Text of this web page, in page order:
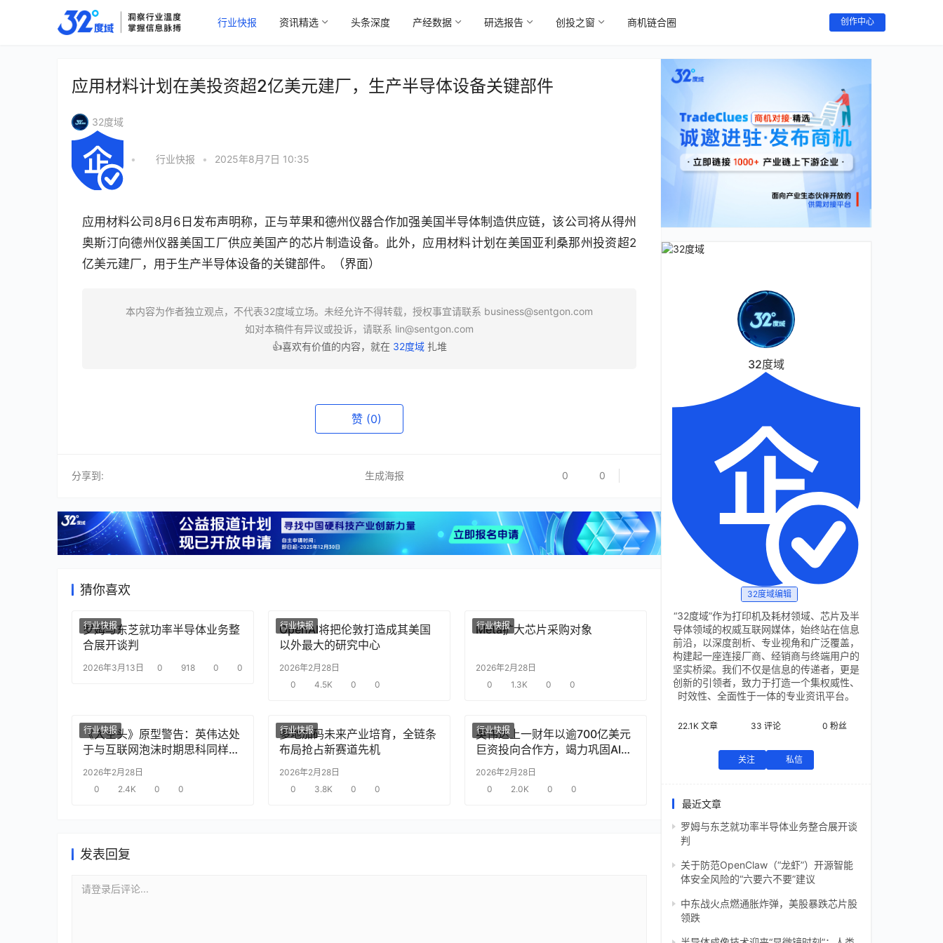
行业快报 资讯精选 头条深度 产经数据 研选报告 创投之窗 商机链合圈 创作中心
应用材料计划在美投资超2亿美元建厂，生产半导体设备关键部件
32度域
• 行业快报 • 2025年8月7日 10:35
应用材料公司8月6日发布声明称，正与苹果和德州仪器合作加强美国半导体制造供应链，该公司将从得州
奥斯汀向德州仪器美国工厂供应美国产的芯片制造设备。此外，应用材料计划在美国亚利桑那州投资超2
亿美元建厂，用于生产半导体设备的关键部件。（界面）
本内容为作者独立观点，不代表32度域立场。未经允许不得转载，授权事宜请联系 business@sentgon.com
如对本稿件有异议或投诉，请联系 lin@sentgon.com
👍喜欢有价值的内容，就在 32度域扎堆
赞 (0)
分享到: 生成海报 0 0
猜你喜欢
行业快报
罗姆与东芝就功率半导体业务整
合展开谈判
2026年3月13日 0 918 0 0
行业快报
OpenAI将把伦敦打造成其美国
以外最大的研究中心
2026年2月28日
0
4.5K 0 0
行业快报
Meta扩大芯片采购对象
2026年2月28日
0
1.3K 0 0
行业快报
《大空头》原型警告：英伟达处
于与互联网泡沫时期思科同样的
“危险境地”
2026年2月28日
0
2.4K 0 0
行业快报
多地加码未来产业培育，全链条
布局抢占新赛道先机
2026年2月28日
0
3.8K 0 0
行业快报
英伟达上一财年以逾700亿美元
巨资投向合作方，竭力巩固AI芯
片需求
2026年2月28日
0
2.0K 0 0
发表回复
请登录后评论...
32度域
32度域编辑
“32度域”作为打印机及耗材领域、芯片及半
导体领域的权威互联网媒体，始终站在信息
前沿，以深度剖析、专业视角和广泛覆盖，
构建起一座连接厂商、经销商与终端用户的
坚实桥梁。我们不仅是信息的传递者，更是
创新的引领者，致力于打造一个集权威性、
时效性、全面性于一体的专业资讯平台。
22.1K 文章 33 评论 0 粉丝
关注 私信
最近文章
罗姆与东芝就功率半导体业务整合展开谈
判
关于防范OpenClaw（“龙虾”）开源智能
体安全风险的“六要六不要”建议
中东战火点燃通胀炸弹，美股暴跌芯片股
领跌